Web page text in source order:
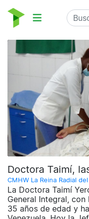
Doctora Taimí,
CMHW La Reina Radial
La Doctora Taimí
General Integral,
35 años de edad y